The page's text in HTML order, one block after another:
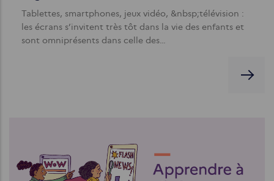
Tablettes, smartphones, jeux vidéo, &nbsp;télévision :
les écrans s’invitent très tôt dans la vie des enfants et
sont omniprésents dans celle des…